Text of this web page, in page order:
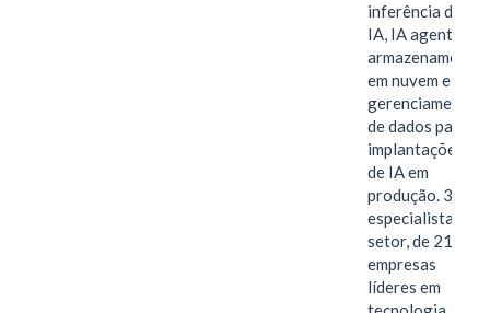
inferência de
IA, IA agentiva,
armazenamento
em nuvem e
gerenciamento
de dados para
implantações
de IA em
produção. 38
especialistas do
setor, de 21
empresas
líderes em